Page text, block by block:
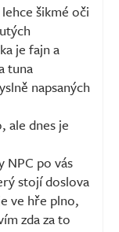
šikmé oči
je fajn a
tuna
napsaných
ale dnes je
NPC po vás
stojí doslova
ve hře plno,
zda za to